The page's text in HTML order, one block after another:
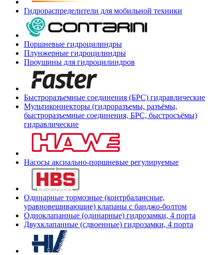
Гидрораспределители для мобильной техники
Поршневые гидроцилиндры
Плунжерные гидроцилиндры
Проушины для гидроцилиндров
Быстроразъемные соединения (БРС) гидравлические
Мультиконнекторы (гидроразъемы, разъёмы,
быстроразъемные соединения, БРС, быстросъёмы)
гидравлические
Насосы аксиально-поршневые регулируемые
Одинарные тормозные (контрбалансные,
уравновешивающие) клапаны с банджо-болтом
Одноклапанные (одинарные) гидрозамки, 4 порта
Двухклапанные (сдвоенные) гидрозамки, 4 порта